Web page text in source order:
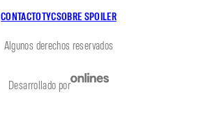
CONTACTOTYCSOBRE SPOILER
Algunos derechos reservados
Desarrollado por